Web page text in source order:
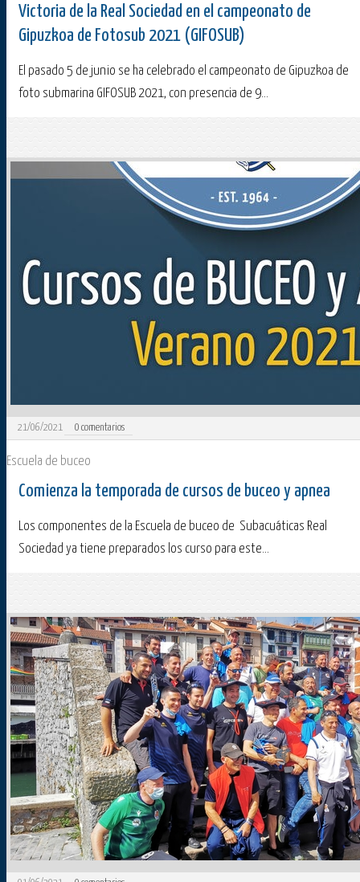
Victoria de la Real Sociedad en el campeonato de
Gipuzkoa de Fotosub 2021 (GIFOSUB)
El pasado 5 de junio se ha celebrado el campeonato de Gipuzkoa de
foto submarina GIFOSUB 2021, con presencia de 9...
21/06/2021 0 comentarios
Escuela de buceo
Comienza la temporada de cursos de buceo y apnea
Los componentes de la Escuela de buceo de Subacuáticas Real
Sociedad ya tiene preparados los curso para este...